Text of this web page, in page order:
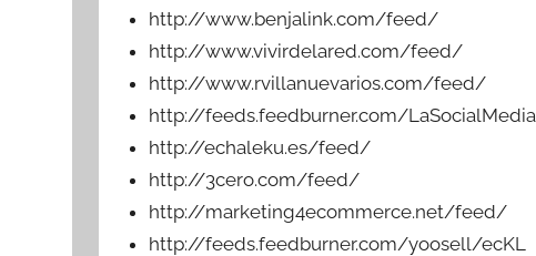
a
t
s
http://www.benjalink.com/feed/
http://www.vivirdelared.com/feed/
http://www.rvillanuevarios.com/feed/
http://feeds.feedburner.com/LaSocialMedia
http://echaleku.es/feed/
http://3cero.com/feed/
http://marketing4ecommerce.net/feed/
http://feeds.feedburner.com/yoosell/ecKL